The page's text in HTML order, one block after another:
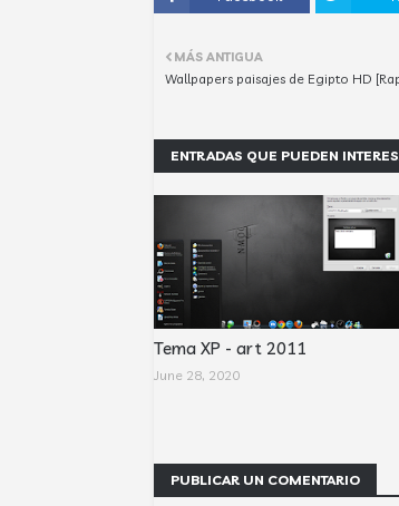
MÁS ANTIGUA
Wallpapers paisajes de Egipto HD
ENTRADAS QUE PUEDEN
Tema XP - art 2011
June 28, 2020
PUBLICAR UN COMENTARIO